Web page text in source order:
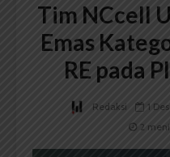
Tim NCcell
Emas
RE pada
Redaksi 1
2